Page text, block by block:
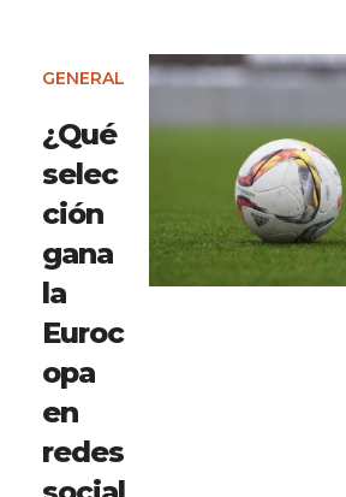
GENERAL
¿Qué
selec
ción
gana
la
Euroc
opa
en
redes